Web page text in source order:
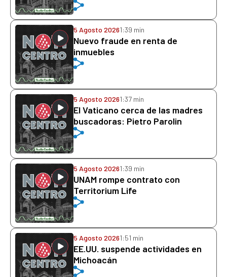
5 Agosto 20261:39 min
Nuevo fraude en renta de
inmuebles
5 Agosto 20261:37 min
El Vaticano cerca de las madres
buscadoras: Pietro Parolin
5 Agosto 20261:39 min
UNAM rompe contrato con
Territorium Life
5 Agosto 20261:51 min
EE.UU. suspende actividades en
Michoacán